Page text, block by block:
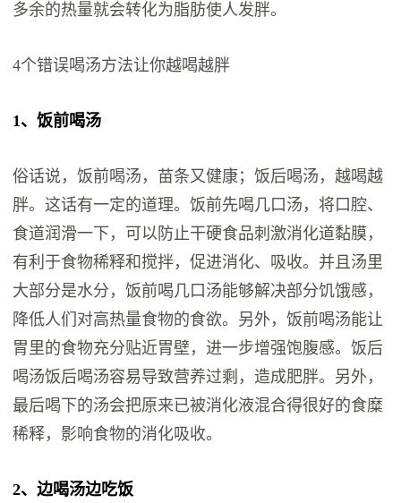
多余的热量就会转化为脂肪使人发胖。
4个错误喝汤方法让你越喝越胖
1、饭前喝汤
俗话说，饭前喝汤，苗条又健康；饭后喝汤，越喝越
胖。这话有一定的道理。饭前先喝几口汤，将口腔、
食道润滑一下，可以防止干硬食品刺激消化道黏膜，
有利于食物稀释和搅拌，促进消化、吸收。并且汤里
大部分是水分，饭前喝几口汤能够解决部分饥饿感，
降低人们对高热量食物的食欲。另外，饭前喝汤能让
胃里的食物充分贴近胃壁，进一步增强饱腹感。饭后
喝汤饭后喝汤容易导致营养过剩，造成肥胖。另外，
最后喝下的汤会把原来已被消化液混合得很好的食糜
稀释，影响食物的消化吸收。
2、边喝汤边吃饭